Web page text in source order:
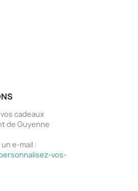
cadeaux
de Guyenne
e-mail :
vos-